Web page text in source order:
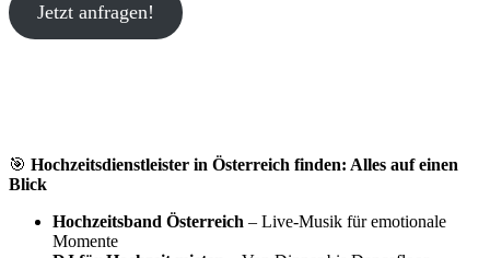
Jetzt anfragen!
🎯 Hochzeitsdienstleister in Österreich finden: Alles auf einen
Blick
Hochzeitsband Österreich – Live-Musik für emotionale
Momente